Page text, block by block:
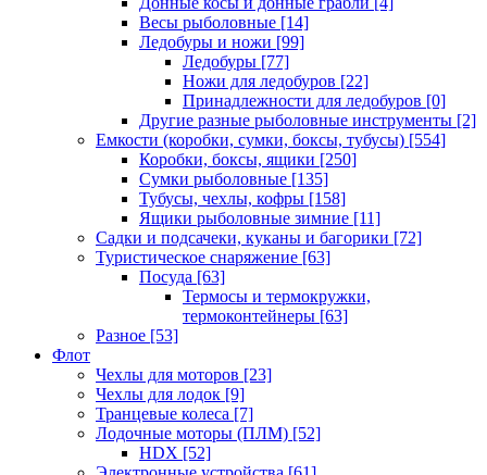
Весы рыболовные [14]
Ледобуры и ножи [99]
Ледобуры [77]
Ножи для ледобуров [22]
Принадлежности для ледобуров [0]
Другие разные рыболовные инструменты [2]
Емкости (коробки, сумки, боксы, тубусы) [554]
Коробки, боксы, ящики [250]
Сумки рыболовные [135]
Тубусы, чехлы, кофры [158]
Ящики рыболовные зимние [11]
Садки и подсачеки, куканы и багорики [72]
Туристическое снаряжение [63]
Посуда [63]
Термосы и термокружки,
термоконтейнеры [63]
Разное [53]
Флот
Чехлы для моторов [23]
Чехлы для лодок [9]
Транцевые колеса [7]
Лодочные моторы (ПЛМ) [52]
HDX [52]